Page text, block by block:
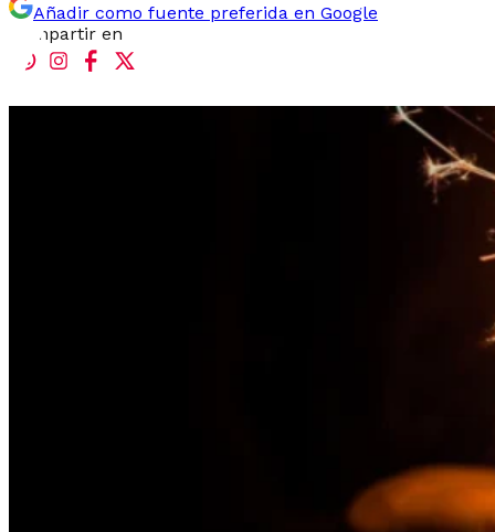
Añadir como fuente preferida en Google
Compartir en